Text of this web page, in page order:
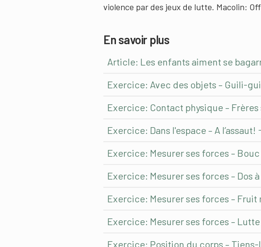
violence par des jeux de lutte. Macolin:
En savoir plus
Article: Les enfants aiment se
Exercice: Avec des objets – Guili-
Exercice: Contact physique – Frères
Exercice: Dans l'espace – A l’assaut!
Exercice: Mesurer ses forces –
Exercice: Mesurer ses forces – Dos
Exercice: Mesurer ses forces – Fruit
Exercice: Mesurer ses forces –
Exercice: Position du corps –